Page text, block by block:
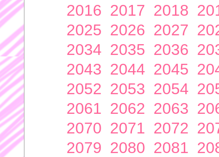
2016 2017 2018
2025 2026 2027
2034 2035 2036
2043 2044 2045
2052 2053 2054
2061 2062 2063
2070 2071 2072
2079 2080 2081